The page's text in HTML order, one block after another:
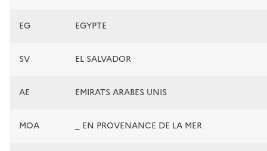
EG EGYPTE
SV EL SALVADOR
AE EMIRATS ARABES UNIS
MOA _ EN PROVENANCE DE LA MER